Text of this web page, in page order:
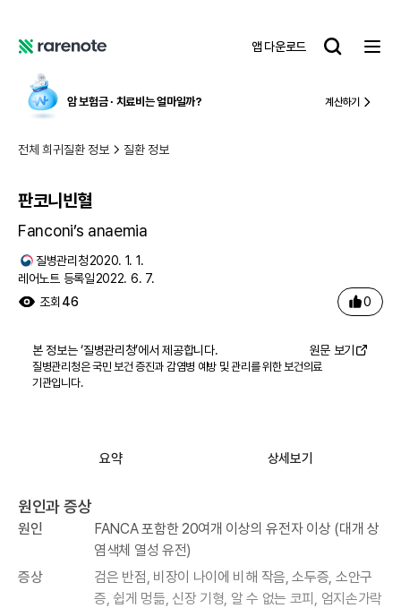
노
앱 다운로드
레
트
암 보험금 ∙ 치료비 는 얼마일까? 계산하기
전체 희귀질환 정보 질환 정보
판코니빈혈
Fanconi’s anaemia
질병관리청2020. 1. 1.
레어노트 등록일2022. 6. 7.
조회 46 0
본 정보는 ‘질병관리청’에서 제공합니다. 원문 보기
질병관리청은 국민 보건 증진과 감염병 예방 및 관리를 위한 보건의료
기관입니다.
요약 상세보기
원인과 증상
원인
FANCA 포함한 20여개 이상의 유전자 이상 (대개 상
염색체 열성 유전)
증상
검은 반점, 비장이 나이에 비해 작음, 소두증, 소안구
증, 쉽게 멍듦, 신장 기형, 알 수 없는 코피, 엄지손가락